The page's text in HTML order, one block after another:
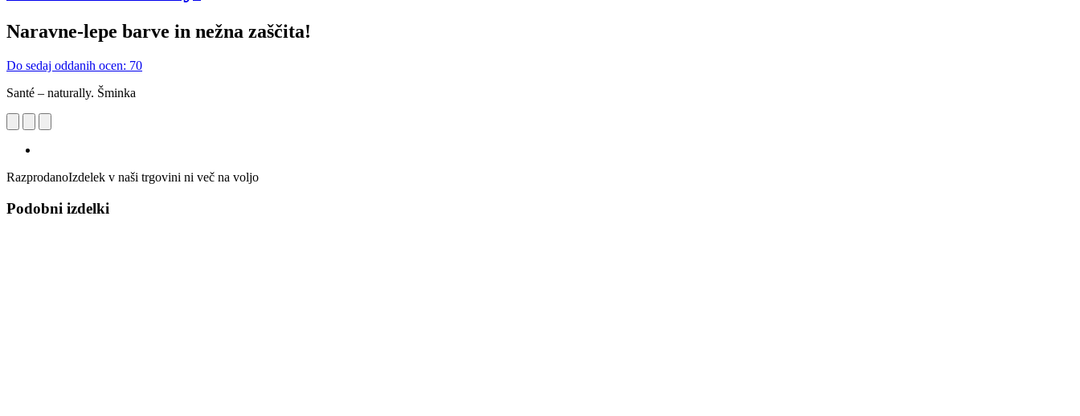
Naravne-lepe barve in nežna zaščita!
Do sedaj oddanih ocen: 70
Santé – naturally. Šminka
RazprodanoIzdelek v naši trgovini ni več na voljo
Podobni izdelki